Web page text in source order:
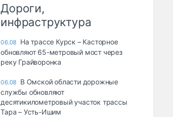
Дороги,
инфраструктура
06.08 На трассе Курск – Касторное
обновляют 65-метровый мост через
реку Грайворонка
06.08 В Омской области дорожные
службы обновляют
десятикилометровый участок трассы
Тара – Усть-Ишим